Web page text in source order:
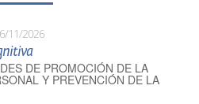
11/2026
DE PROMOCIÓN DE LA
Y PREVENCIÓN DE LA